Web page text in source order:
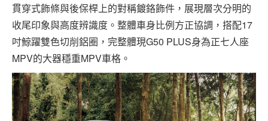
貫穿式飾條與後保桿上的對稱鍍鉻飾件，展現層次分明的
收尾印象與高度辨識度。整體車身比例方正協調，搭配17
吋鯨躍雙色切削鋁圈，完整體現G50 PLUS身為正七人座
MPV的大器穩重MPV車格。